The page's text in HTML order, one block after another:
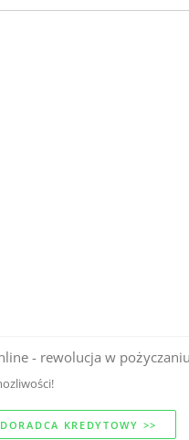
- rewolucja w
DORADCA KREDYTOWY >>